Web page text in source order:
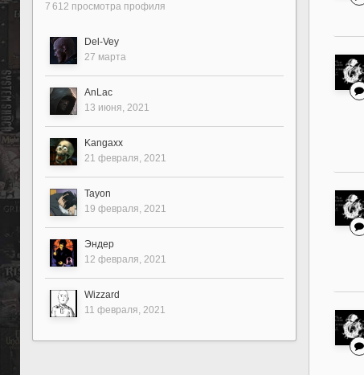
7 612 просмотра профиля
Del-Vey
27 марта
AnLac
13 июня, 2021
Kangaxx
21 февраля, 2021
Tayon
19 февраля, 2021
Эндер
12 февраля, 2021
Wizzard
11 февраля, 2021